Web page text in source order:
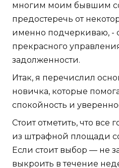
многим моим бывшим
предостеречь от
именно подчеркиваю, -
прекрасного
задолженности.
Итак, я перечислил
новичка, которые
спокойность и
Стоит отметить, что все
из штрафной площади
Если стоит выбор — не
выкроить в течение